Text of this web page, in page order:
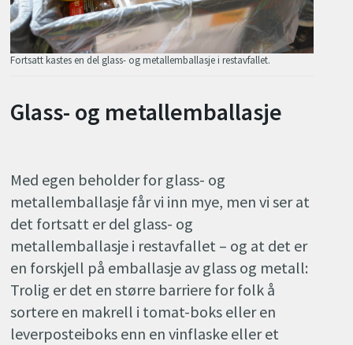
Fortsatt kastes en del glass- og metallemballasje i restavfallet.
Glass- og metallemballasje
Med egen beholder for glass- og
metallemballasje får vi inn mye, men vi ser at
det fortsatt er del glass- og
metallemballasje i restavfallet – og at det er
en forskjell på emballasje av glass og metall:
Trolig er det en større barriere for folk å
sortere en makrell i tomat-boks eller en
leverposteiboks enn en vinflaske eller et